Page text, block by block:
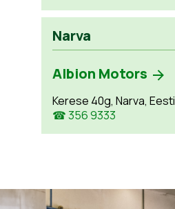
Narva
Albion Motors
Kerese 40g, Narva, Eesti
☎ 356 9333